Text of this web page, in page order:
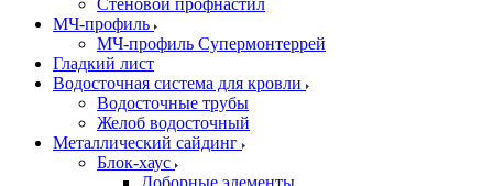
Стеновой профнастил
МЧ-профиль
МЧ-профиль Супермонтеррей
Гладкий лист
Водосточная система для кровли
Водосточные трубы
Желоб водосточный
Металлический сайдинг
Блок-хаус
Доборные элементы